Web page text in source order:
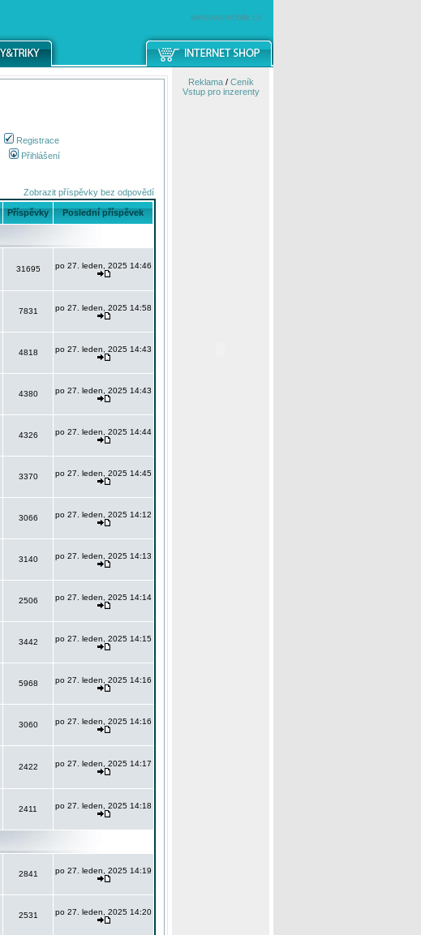
windowsmobile.cz
Registrace
Přihlášení
Zobrazit příspěvky bez odpovědí
Příspěvky Poslední příspěvek
31695 po 27. leden, 2025 14:46
7831 po 27. leden, 2025 14:58
4818 po 27. leden, 2025 14:43
4380 po 27. leden, 2025 14:43
4326 po 27. leden, 2025 14:44
3370 po 27. leden, 2025 14:45
3066 po 27. leden, 2025 14:12
3140 po 27. leden, 2025 14:13
2506 po 27. leden, 2025 14:14
3442 po 27. leden, 2025 14:15
5968 po 27. leden, 2025 14:16
3060 po 27. leden, 2025 14:16
2422 po 27. leden, 2025 14:17
2411 po 27. leden, 2025 14:18
2841 po 27. leden, 2025 14:19
2531 po 27. leden, 2025 14:20
Reklama/ Ceník
Vstup pro inzerenty